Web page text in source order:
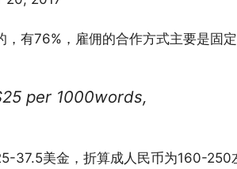
有76%，雇佣的合作方式主要是固定
per 1000words,
37.5美金，折算成人民币为160-250